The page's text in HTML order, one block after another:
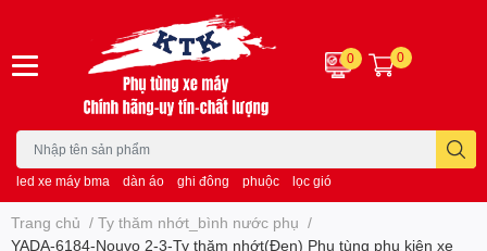
led xe máy bma dàn áo ghi đông phuộc lọc gió
0 0
Trang chủ / Ty thăm nhớt_bình nước phụ /
YADA-6184-Nouvo 2-3-Ty thăm nhớt(Đen) Phụ tùng phụ kiện xe